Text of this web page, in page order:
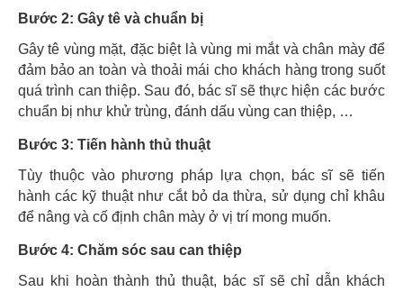
Bước 2: Gây tê và chuẩn bị
Gây tê vùng mặt, đặc biệt là vùng mi mắt và chân mày để
đảm bảo an toàn và thoải mái cho khách hàng trong suốt
quá trình can thiệp. Sau đó, bác sĩ sẽ thực hiện các bước
chuẩn bị như khử trùng, đánh dấu vùng can thiệp, …
Bước 3: Tiến hành thủ thuật
Tùy thuộc vào phương pháp lựa chọn, bác sĩ sẽ tiến
hành các kỹ thuật như cắt bỏ da thừa, sử dụng chỉ khâu
để nâng và cố định chân mày ở vị trí mong muốn.
Bước 4: Chăm sóc sau can thiệp
Sau khi hoàn thành thủ thuật, bác sĩ sẽ chỉ dẫn khách